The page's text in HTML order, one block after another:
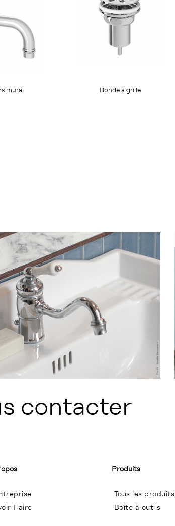
mural Bonde à grille
contacter
Faire
Produits
Tous les produits
Boîte à outils